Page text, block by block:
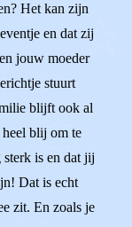
Het kan zijn
en dat zij
jouw moeder
stuurt
blijft ook al
blij om te
sterk is en dat jij
Dat is echt
zit. En zoals je